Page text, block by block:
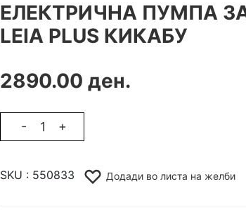
ЕЛЕКТРИЧНА ПУМПА
LEIA PLUS КИКАБУ
2890.00 ден.
- +
SKU : 550833 Додади во листа на желби